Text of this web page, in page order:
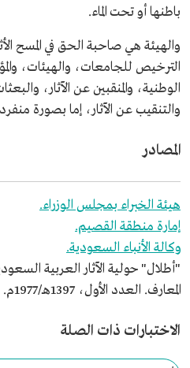
باطنها أو تحت الماء.
والهيئة هي صاحبة الحق في المسح
الترخيص للجامعات، والهيئات،
الوطنية، والمنقبين عن الآثار،
والتنقيب عن الآثار، إما بصورة
المصادر
هيئة الخبراء بمجلس الوزراء.
إمارة منطقة القصيم.
وكالة الأنباء السعودية.
"أطلال" حولية الآثار العربية
المعارف. العدد الأول، 1397هـ/1977م.
الاختبارات ذات الصلة